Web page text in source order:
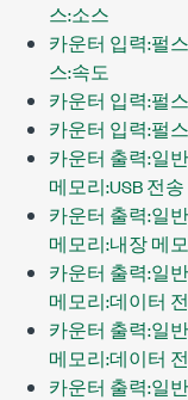
스:소스
카운터 입력:펄
스:속도
카운터 입력:펄
카운터 입력:펄
카운터 출력:일
메모리:USB 전
카운터 출력:일
메모리:내장 메
카운터 출력:일
메모리:데이터
카운터 출력:일
메모리:데이터
카운터 출력:일